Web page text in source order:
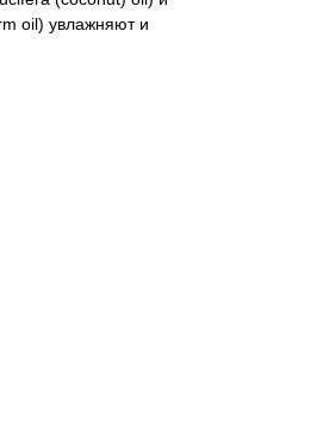
oil) увлажняют и